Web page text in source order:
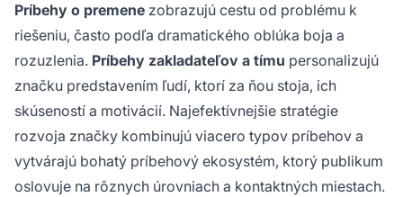
Príbehy o premene zobrazujú cestu od problému k
riešeniu, často podľa dramatického oblúka boja a
rozuzlenia. Príbehy zakladateľov a tímu personalizujú
značku predstavením ľudí, ktorí za ňou stoja, ich
skúseností a motivácií. Najefektívnejšie stratégie
rozvoja značky kombinujú viacero typov príbehov a
vytvárajú bohatý príbehový ekosystém, ktorý publikum
oslovuje na rôznych úrovniach a kontaktných miestach.